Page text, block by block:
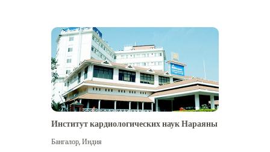
Институт кардиологических наук Нараяны
Бангалор,Индия